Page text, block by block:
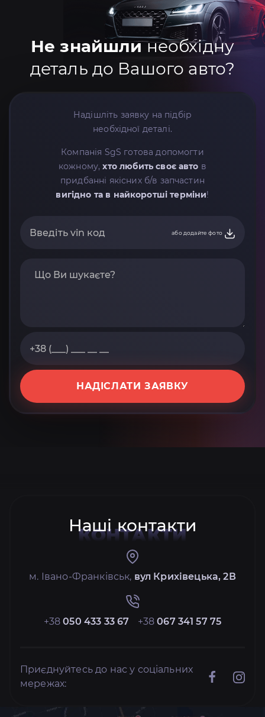
Не знайшлинеобхідну
деталь до Вашого авто?
Надішліть заявку на підбір
необхідної деталі.
Компанія SgS готова допомогти
кожному,хто любить своє авто в
придбанні якісних б/в запчастин
вигідно та в найкоротші терміни!
або додайте фото
НАДІСЛАТИ ЗАЯВКУ
Наші контакти
КОНТАКТИ
м. Івано-Франківськ, вул Крихівецька, 2В
+38050 433 33 67 +38067 341 57 75
Приєднуйтесь до нас у соціальних
мережах: